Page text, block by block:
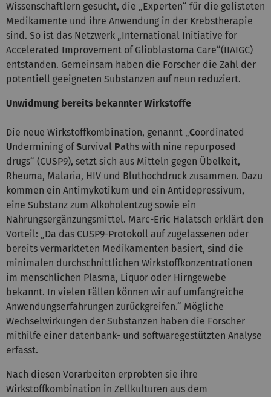
Wissenschaftlern gesucht, die „Experten“ für die gelisteten
Medikamente und ihre Anwendung in der Krebstherapie
sind. So ist das Netzwerk „International Initiative for
Accelerated Improvement of Glioblastoma Care“(IIAIGC)
entstanden. Gemeinsam haben die Forscher die Zahl der
potentiell geeigneten Substanzen auf neun reduziert.
Unwidmung bereits bekannter Wirkstoffe
Die neue Wirkstoffkombination, genannt „Coordinated
Undermining ofSurvival Paths with nine repurposed
drugs“ (CUSP9), setzt sich aus Mitteln gegen Übelkeit,
Rheuma, Malaria, HIV und Bluthochdruck zusammen. Dazu
kommen ein Antimykotikum und ein Antidepressivum,
eine Substanz zum Alkoholentzug sowie ein
Nahrungsergänzungsmittel. Marc-Eric Halatsch erklärt den
Vorteil: „Da das CUSP9-Protokoll auf zugelassenen oder
bereits vermarkteten Medikamenten basiert, sind die
minimalen durchschnittlichen Wirkstoffkonzentrationen
im menschlichen Plasma, Liquor oder Hirngewebe
bekannt. In vielen Fällen können wir auf umfangreiche
Anwendungserfahrungen zurückgreifen.“ Mögliche
Wechselwirkungen der Substanzen haben die Forscher
mithilfe einer datenbank- und softwaregestützten Analyse
erfasst.
Nach diesen Vorarbeiten erprobten sie ihre
Wirkstoffkombination in Zellkulturen aus dem